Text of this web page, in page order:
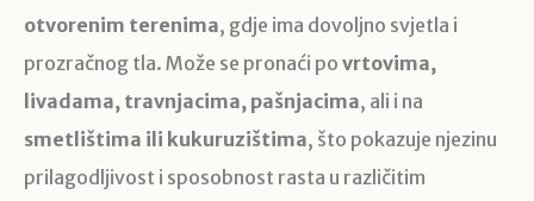
otvorenim terenima, gdje ima dovoljno svjetla i
prozračnog tla. Može se pronaći po vrtovima,
livadama, travnjacima, pašnjacima, ali i na
smetlištima ili kukuruzištima, što pokazuje njezinu
prilagodljivost i sposobnost rasta u različitim